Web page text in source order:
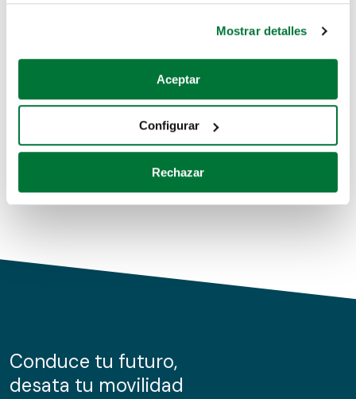
Si lo permite, también quisiéramos:
Recopilar información sobre su ubicación geográfica
Identificar su dispositivo analizándolo activamente
para buscar características específicas (huellas
Obtenga más información sobre cómo se procesan sus
de cookies.
información sobre el uso que haga del sitio web con
nuestros partners de redes sociales, publicidad y análisis
Mostrar detalles
Aceptar
Configurar
Rechazar
Coches de segunda mano
Coches de km0
Conduce tu futuro,
desata tu movilidad